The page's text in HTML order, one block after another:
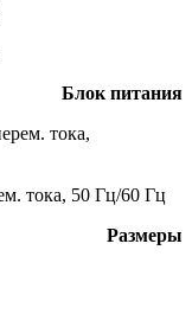
Блок питания
тока,
тока, 50 Гц/60 Гц
Размеры